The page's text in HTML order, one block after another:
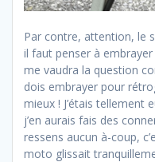
Par contre, attention, le
il faut penser à
me vaudra la question
dois embrayer pour
mieux ! J’étais tellement
j’en aurais fais des
ressens aucun à-coup,
moto glissait